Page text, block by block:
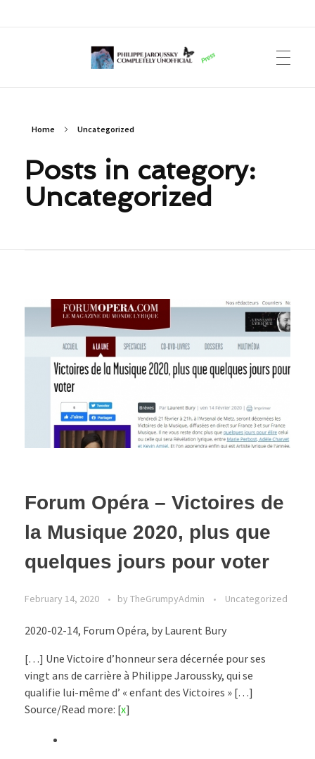
Home Uncategorized
Posts in category:
Uncategorized
Forum Opéra – Victoires de
la Musique 2020, plus que
quelques jours pour voter
February 14, 2020 by TheGrumpyAdmin Uncategorized
2020-02-14, Forum Opéra, by Laurent Bury
[…] Une Victoire d’honneur sera décernée pour ses
vingt ans de carrière à Philippe Jaroussky, qui se
qualifie lui-même d’ « enfant des Victoires » […]
Source/Read more: [x]